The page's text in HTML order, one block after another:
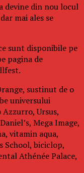
devine din nou locul
mai ales se
sunt disponibile pe
pagina de
sustinut de o
universului
Ursus,
Mega Image,
vitamin aqua,
School, biciclop,
Athénée Palace,